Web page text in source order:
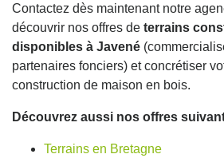
Contactez dès maintenant notre
découvrir nos offres de terrains
disponibles à Javené
partenaires fonciers) et concrétiser
construction de maison en bois.
Découvrez aussi nos offres
Terrains en Bretagne